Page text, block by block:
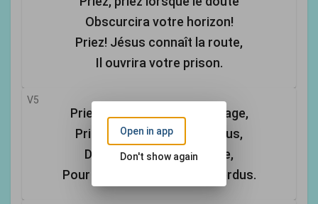
Obscurcira votre horizon!
Priez! Jésus connaît la route,
Il ouvrira votre prison.
V5
Priez, pour rendre témoignage,
Priez! Pour confesser Jésus,
Dieu bénira votre langage,
Pour sauver les pécheurs perdus.
Open in app
Don't show again